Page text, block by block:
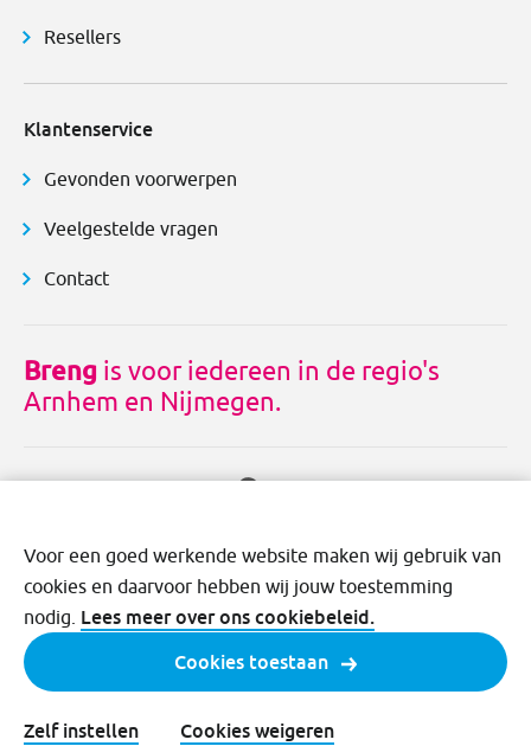
Resellers
Klantenservice
Gevonden voorwerpen
Veelgestelde vragen
Contact
Breng is voor iedereen in de regio's
Arnhem en Nijmegen.
Voor een goed werkende website maken wij gebruik van
cookies en daarvoor hebben wij jouw toestemming
nodig. Lees meer over ons cookiebeleid.
Cookies toestaan
Zelf instellen Cookies weigeren